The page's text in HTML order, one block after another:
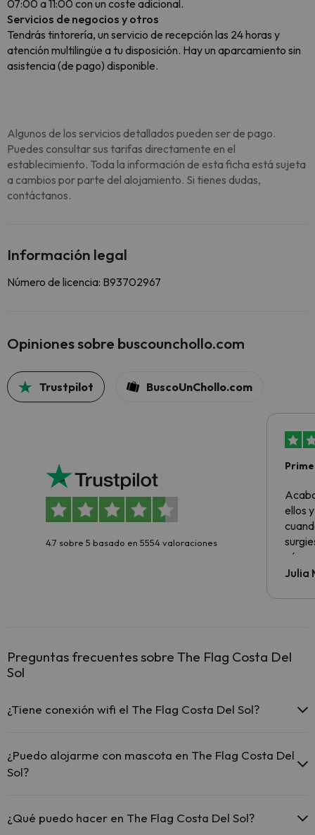
07:00 a 11:00 con un coste adicional.
Servicios de negocios y otros
Tendrás tintorería, un servicio de recepción las 24 horas y
atención multilingüe a tu disposición. Hay un aparcamiento sin
asistencia (de pago) disponible.
Algunos de los servicios detallados pueden ser de pago.
Puedes consultar sus tarifas directamente en el
establecimiento. Toda la información de esta ficha está sujeta
a cambios por parte del alojamiento. Si tienes dudas,
contáctanos.
Información legal
Número de licencia: B93702967
Opiniones sobre buscounchollo.com
Trustpilot BuscoUnChollo.com
4.7 sobre 5 basado en 5554 valoraciones
ellos
todo
Julia
Preguntas frecuentes sobre The Flag Costa Del
Sol
¿Tiene conexión wifi el The Flag Costa Del Sol?
¿Puedo alojarme con mascota en The Flag Costa Del
Sol?
petición). Consulta las condiciones.
¿Qué puedo hacer en The Flag Costa Del Sol?